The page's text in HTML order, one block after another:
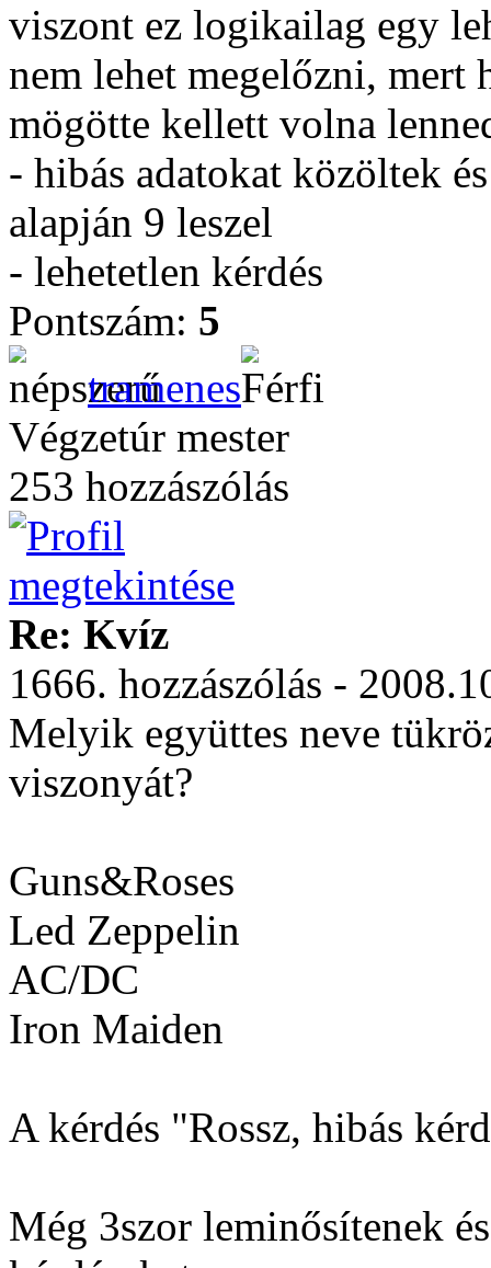
viszont ez logikailag egy
nem lehet megelőzni, mert
mögötte kellett volna
- hibás adatokat közöltek
alapján 9 leszel
- lehetetlen kérdés
Pontszám: 5
tramenes
Végzetúr mester
253 hozzászólás
Re: Kvíz
1666. hozzászólás -
Melyik együttes neve
viszonyát?
Guns&Roses
Led Zeppelin
AC/DC
Iron Maiden
A kérdés "Rossz, hibás
Még 3szor leminősítenek